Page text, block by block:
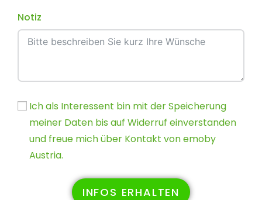
Notiz
Ich als Interessent bin mit der Speicherung
meiner Daten bis auf Widerruf einverstanden
und freue mich über Kontakt von emoby
Austria.
INFOS ERHALTEN